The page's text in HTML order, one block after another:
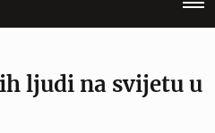
ljudi na svijetu u